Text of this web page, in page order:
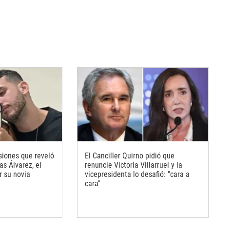
que reveló
Álvarez, el
su novia
El Canciller Quirno pidió que
renuncie Victoria Villarruel y la
vicepresidenta lo desafió: "cara a
cara"